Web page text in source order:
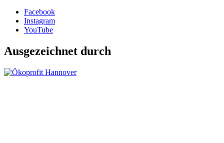
Facebook
Instagram
YouTube
Ausgezeichnet durch